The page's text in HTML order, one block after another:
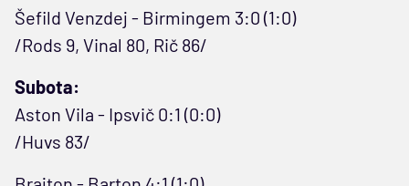
Šefild Venzdej - Birmingem 3:0 (1:0)
/Rods 9, Vinal 80, Rič 86/
Subota:
Aston Vila - Ipsvič 0:1 (0:0)
/Huvs 83/